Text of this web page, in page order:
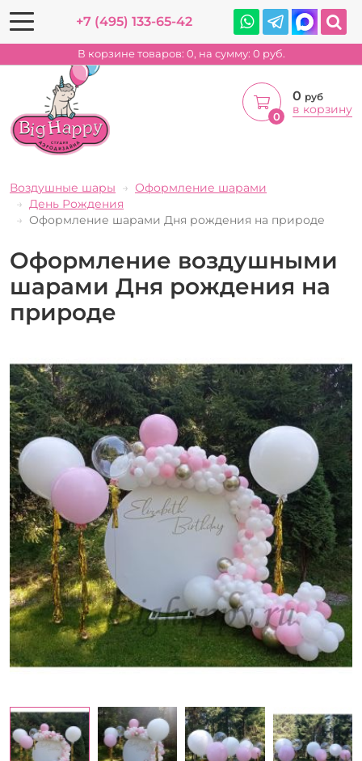
+7 (495) 133-65-42
В корзине товаров: 0, на сумму: 0 руб.
0
0 руб
в корзину
Воздушные шары
Оформление шарами
День Рождения
Оформление шарами Дня рождения на природе
Оформление воздушными
шарами Дня рождения на
природе